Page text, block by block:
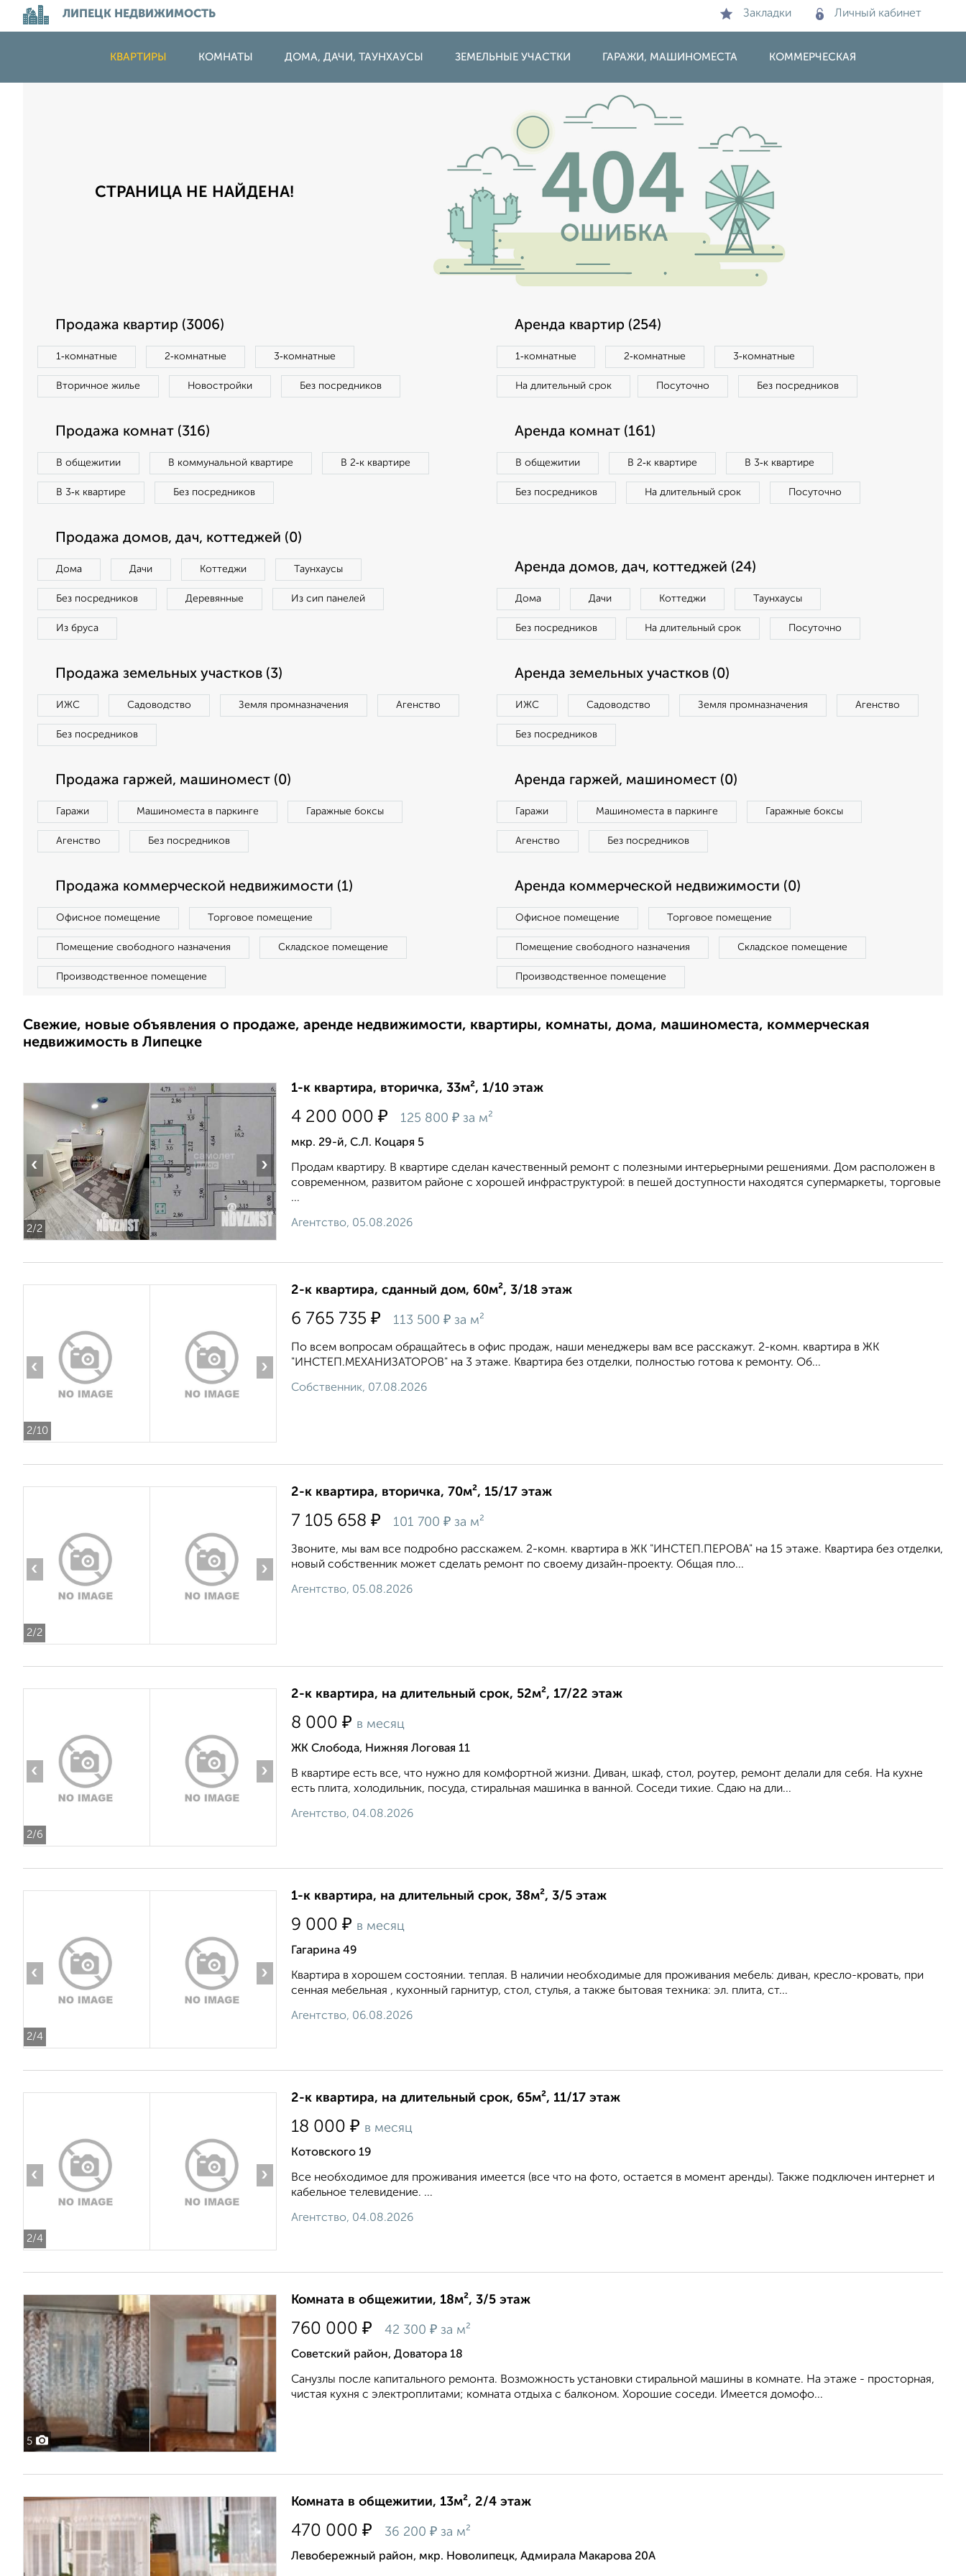
ЛИПЕЦК НЕДВИЖИМОСТЬ Закладки Личный кабинет
КВАРТИРЫ КОМНАТЫ ДОМА, ДАЧИ, ТАУНХАУСЫ ЗЕМЕЛЬНЫЕ УЧАСТКИ ГАРАЖИ, МАШИНОМЕСТА КОММЕРЧЕСКАЯ
СТРАНИЦА НЕ НАЙДЕНА!
Продажа квартир (3006)
1‑комнатные 2‑комнатные 3‑комнатные
Вторичное жилье Новостройки Без посредников
Аренда квартир (254)
1‑комнатные 2‑комнатные 3‑комнатные
На длительный срок Посуточно Без посредников
Продажа комнат (316)
В общежитии В коммунальной квартире В 2‑к квартире
В 3‑к квартире Без посредников
Аренда комнат (161)
В общежитии В 2‑к квартире В 3‑к квартире
Без посредников На длительный срок Посуточно
Продажа домов, дач, коттеджей (0)
Дома Дачи Коттеджи Таунхаусы
Без посредников Деревянные Из сип панелей
Из бруса
Аренда домов, дач, коттеджей (24)
Дома Дачи Коттеджи Таунхаусы
Без посредников На длительный срок Посуточно
Продажа земельных участков (3)
ИЖС Садоводство Земля промназначения Агенство
Без посредников
Аренда земельных участков (0)
ИЖС Садоводство Земля промназначения Агенство
Без посредников
Продажа гаржей, машиномест (0)
Гаражи Машиноместа в паркинге Гаражные боксы
Агенство Без посредников
Аренда гаржей, машиномест (0)
Гаражи Машиноместа в паркинге Гаражные боксы
Агенство Без посредников
Продажа коммерческой недвижимости (1)
Офисное помещение Торговое помещение
Помещение свободного назначения Складское помещение
Производственное помещение
Аренда коммерческой недвижимости (0)
Офисное помещение Торговое помещение
Помещение свободного назначения Складское помещение
Производственное помещение
Свежие, новые объявления о продаже, аренде недвижимости, квартиры, комнаты, дома, машиноместа, коммерческая
недвижимость в Липецке
2/2
‹ ›
1-к квартира, вторичка, 33м², 1/10 этаж
4 200 000 ₽ 125 800 ₽ за м²
мкр. 29-й, С.Л. Коцаря 5
Продам квартиру. В квартире сделан качественный ремонт с полезными интерьерными решениями. Дом расположен в
современном, развитом районе с хорошей инфраструктурой: в пешей доступности находятся супермаркеты, торговые
...
Агентство, 05.08.2026
2/10
‹ ›
2-к квартира, сданный дом, 60м², 3/18 этаж
6 765 735 ₽ 113 500 ₽ за м²
По всем вопросам обращайтесь в офис продаж, наши менеджеры вам все расскажут. 2-комн. квартира в ЖК
"ИНСТЕП.МЕХАНИЗАТОРОВ" на 3 этаже. Квартира без отделки, полностью готова к ремонту. Об...
Собственник, 07.08.2026
2/2
‹ ›
2-к квартира, вторичка, 70м², 15/17 этаж
7 105 658 ₽ 101 700 ₽ за м²
Звоните, мы вам все подробно расскажем. 2-комн. квартира в ЖК "ИНСТЕП.ПЕРОВА" на 15 этаже. Квартира без отделки,
новый собственник может сделать ремонт по своему дизайн-проекту. Общая пло...
Агентство, 05.08.2026
2/6
‹ ›
2-к квартира, на длительный срок, 52м², 17/22 этаж
8 000 ₽ в месяц
ЖК Слобода, Нижняя Логовая 11
В квартире есть все, что нужно для комфортной жизни. Диван, шкаф, стол, роутер, ремонт делали для себя. На кухне
есть плита, холодильник, посуда, стиральная машинка в ванной. Соседи тихие. Сдаю на дли...
Агентство, 04.08.2026
2/4
‹ ›
1-к квартира, на длительный срок, 38м², 3/5 этаж
9 000 ₽ в месяц
Гагарина 49
Квартира в хорошем состоянии. теплая. В наличии необходимые для проживания мебель: диван, кресло-кровать, при
сенная мебельная , кухонный гарнитур, стол, стулья, а также бытовая техника: эл. плита, ст...
Агентство, 06.08.2026
2/4
‹ ›
2-к квартира, на длительный срок, 65м², 11/17 этаж
18 000 ₽ в месяц
Котовского 19
Все необходимое для проживания имеется (все что на фото, остается в момент аренды). Также подключен интернет и
кабельное телевидение. ...
Агентство, 04.08.2026
5
Комната в общежитии, 18м², 3/5 этаж
760 000 ₽ 42 300 ₽ за м²
Советский район, Доватора 18
Санузлы после капитального ремонта. Возможность установки стиральной машины в комнате. На этаже - просторная,
чистая кухня с электроплитами; комната отдыха с балконом. Хорошие соседи. Имеется домофо...
Комната в общежитии, 13м², 2/4 этаж
470 000 ₽ 36 200 ₽ за м²
Левобережный район, мкр. Новолипецк, Адмирала Макарова 20А